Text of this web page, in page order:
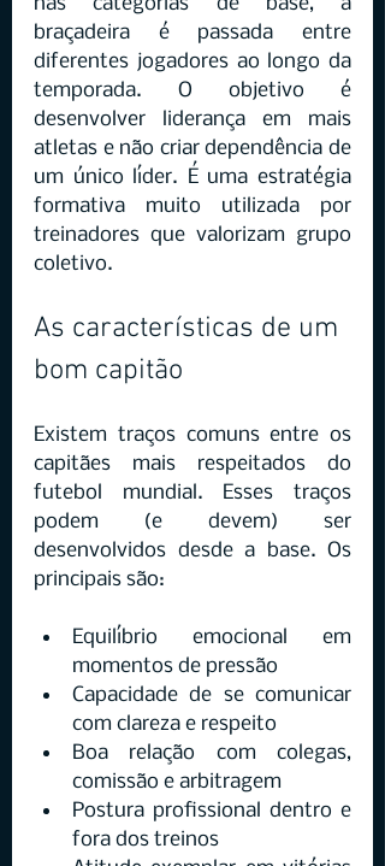
braçadeira é passada entre
diferentes jogadores ao longo da
temporada. O objetivo é
desenvolver liderança em mais
atletas e não criar dependência de
um único líder. É uma estratégia
formativa muito utilizada por
treinadores que valorizam grupo
coletivo.
As características de um
bom capitão
Existem traços comuns entre os
capitães mais respeitados do
futebol mundial. Esses traços
podem (e devem) ser
desenvolvidos desde a base. Os
principais são:
Equilíbrio emocional em
momentos de pressão
Capacidade de se comunicar
com clareza e respeito
Boa relação com colegas,
comissão e arbitragem
Postura profissional dentro e
fora dos treinos